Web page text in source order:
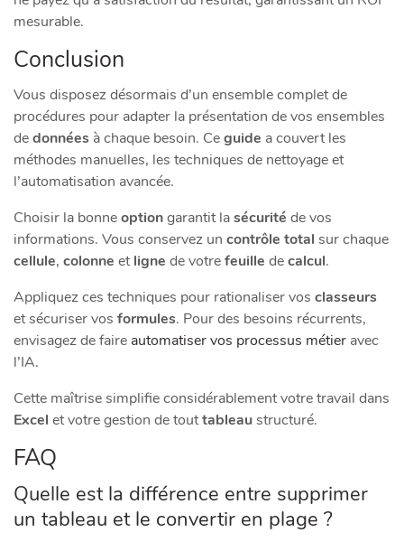
mesurable.
Conclusion
Vous disposez désormais d’un ensemble complet de
procédures pour adapter la présentation de vos ensembles
dedonnées à chaque besoin. Ceguide a couvert les
méthodes manuelles, les techniques de nettoyage et
l’automatisation avancée.
Choisir la bonneoptiongarantit lasécurité de vos
informations. Vous conservez un contrôle total sur chaque
cellule, colonne etligne de votrefeuille decalcul.
Appliquez ces techniques pour rationaliser vos classeurs
et sécuriser vos formules. Pour des besoins récurrents,
envisagez de faire automatiser vos processus métier avec
l’IA.
Cette maîtrise simplifie considérablement votre travail dans
Excel et votre gestion de touttableaustructuré.
FAQ
Quelle est la différence entre supprimer
un tableau et le convertir en plage ?